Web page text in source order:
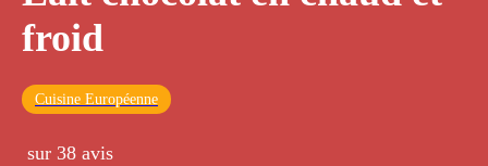
froid
Cuisine Européenne
sur 38 avis